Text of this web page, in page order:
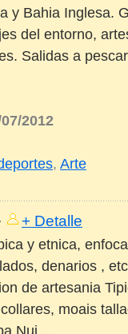
y Bahia Inglesa.
del entorno,
Salidas a
2012
, Arte
+ Detalle
y etnica,
denarios ,
de artesania
moais
Nui ...